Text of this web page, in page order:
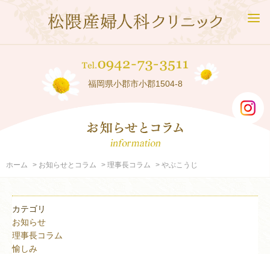
福岡県小郡市小郡1504-8
ホーム お知らせとコラム 理事長コラム やぶこうじ
カテゴリ
お知らせ
理事長コラム
愉しみ